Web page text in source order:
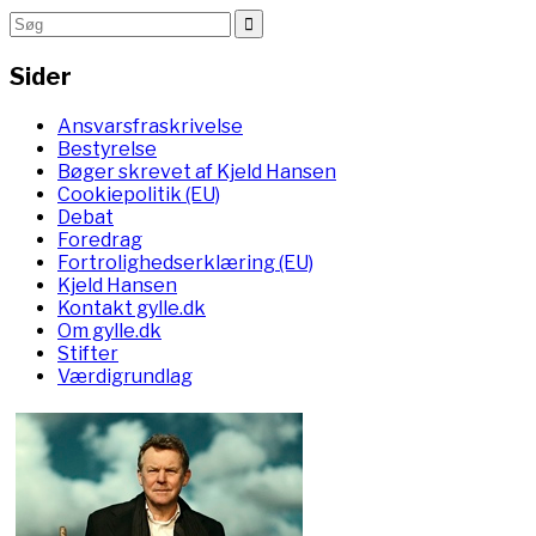
Sider
Ansvarsfraskrivelse
Bestyrelse
Bøger skrevet af Kjeld Hansen
Cookiepolitik (EU)
Debat
Foredrag
Fortrolighedserklæring (EU)
Kjeld Hansen
Kontakt gylle.dk
Om gylle.dk
Stifter
Værdigrundlag